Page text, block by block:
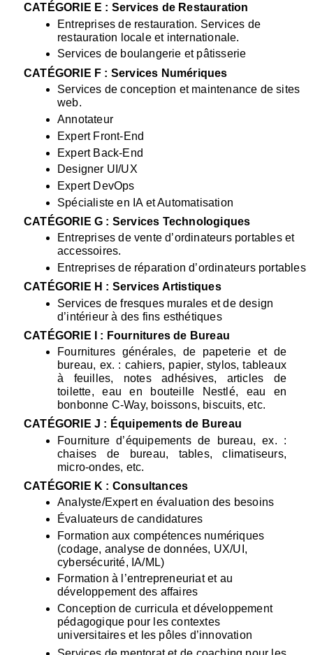
CATÉGORIE E : Services de Restauration
Entreprises de restauration. Services de
restauration locale et internationale.
Services de boulangerie et pâtisserie
CATÉGORIE F : Services Numériques
Services de conception et maintenance de sites
web.
Annotateur
Expert Front-End
Expert Back-End
Designer UI/UX
Expert DevOps
Spécialiste en IA et Automatisation
CATÉGORIE G : Services Technologiques
Entreprises de vente d’ordinateurs portables et
accessoires.
Entreprises de réparation d’ordinateurs portables
CATÉGORIE H : Services Artistiques
Services de fresques murales et de design
d’intérieur à des fins esthétiques
CATÉGORIE I : Fournitures de Bureau
Fournitures générales, de papeterie et de
bureau, ex. : cahiers, papier, stylos, tableaux
à feuilles, notes adhésives, articles de
toilette, eau en bouteille Nestlé, eau en
bonbonne C-Way, boissons, biscuits, etc.
CATÉGORIE J : Équipements de Bureau
Fourniture d’équipements de bureau, ex. :
chaises de bureau, tables, climatiseurs,
micro-ondes, etc.
CATÉGORIE K : Consultances
Analyste/Expert en évaluation des besoins
Évaluateurs de candidatures
Formation aux compétences numériques
(codage, analyse de données, UX/UI,
cybersécurité, IA/ML)
Formation à l’entrepreneuriat et au
développement des affaires
Conception de curricula et développement
pédagogique pour les contextes
universitaires et les pôles d’innovation